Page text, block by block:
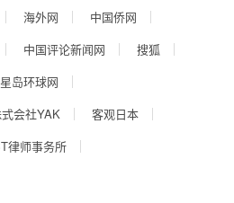
海外网
中国侨网
中国评论新闻网
搜狐
星岛环球网
会社YAK
客观日本
律师事务所